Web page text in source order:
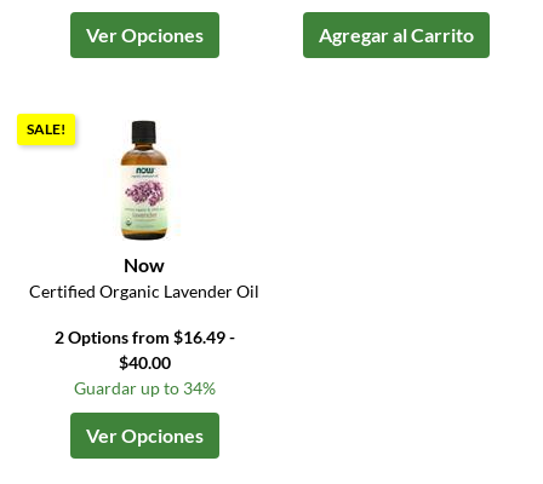
Ver Opciones Agregar al Carrito
SALE!
Now
Certified Organic Lavender Oil
2 Options from $16.49 -
$40.00
Guardar up to 34%
Ver Opciones